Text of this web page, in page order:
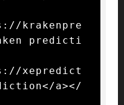
krakenpre
predicti
xepredict
a></